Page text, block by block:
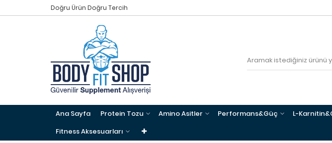
Doğru Ürün Doğru Tercih
Ana Sayfa Protein Tozu Amino Asitler Performans&Güç L-
Fitness Aksesuarları